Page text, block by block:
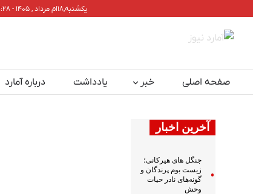
یکشنبه,۱۸ام مرداد , ۱۴۰۵ - ۱:۲۸
صفحه اصلی خبر یادداشت درباره آمارد
آخرین اخبار
جنگل های هیرکانی؛
زیست بوم پرندگان و
گونه‌های نادر حیات
وحش